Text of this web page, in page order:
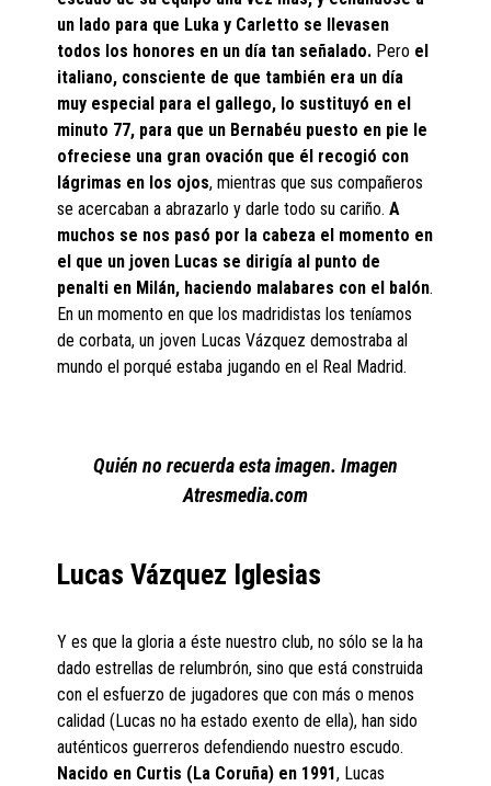
un lado para que Luka y Carletto se llevasen
todos los honores en un día tan señalado. Pero el
italiano, consciente de que también era un día
muy especial para el gallego, lo sustituyó en el
minuto 77, para que un Bernabéu puesto en pie le
ofreciese una gran ovación que él recogió con
lágrimas en los ojos, mientras que sus compañeros
se acercaban a abrazarlo y darle todo su cariño.A
muchos se nos pasó por la cabeza el momento en
el que un joven Lucas se dirigía al punto de
penalti en Milán, haciendo malabares con el balón.
En un momento en que los madridistas los teníamos
de corbata, un joven Lucas Vázquez demostraba al
mundo el porqué estaba jugando en el Real Madrid.
Quién no recuerda esta imagen. Imagen
Atresmedia.com
Lucas Vázquez Iglesias
Y es que la gloria a éste nuestro club, no sólo se la ha
dado estrellas de relumbrón, sino que está construida
con el esfuerzo de jugadores que con más o menos
calidad (Lucas no ha estado exento de ella), han sido
auténticos guerreros defendiendo nuestro escudo.
Nacido en Curtis (La Coruña) en 1991, Lucas